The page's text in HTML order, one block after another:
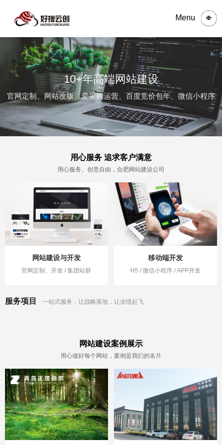
Menu
10+年高端网站建设
官网定制、网站改版、爱采购运营、百度竞价包年、微信小程序
用心服务 追求客户满意
用心服务、创意自由，合肥网站建设公司
网站建设与开发
官网定制、开发 / 集团站群
移动端开发
H5 / 微信小程序 / APP开发
服务项目 一站式服务，让战略落地，让业绩起飞
网站建设案例展示
用心做好每个网站，案例是我们的名片